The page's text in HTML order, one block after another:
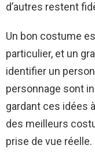
d’autres restent
Un bon costume
particulier, et un
identifier un
personnage sont
gardant ces idées
des meilleurs
prise de vue réelle.